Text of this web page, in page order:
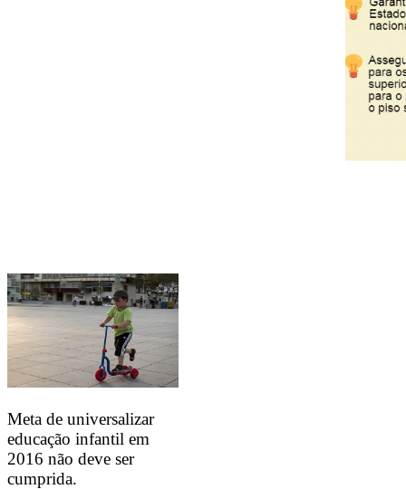
Meta de universalizar
educação infantil em
2016 não deve ser
cumprida.